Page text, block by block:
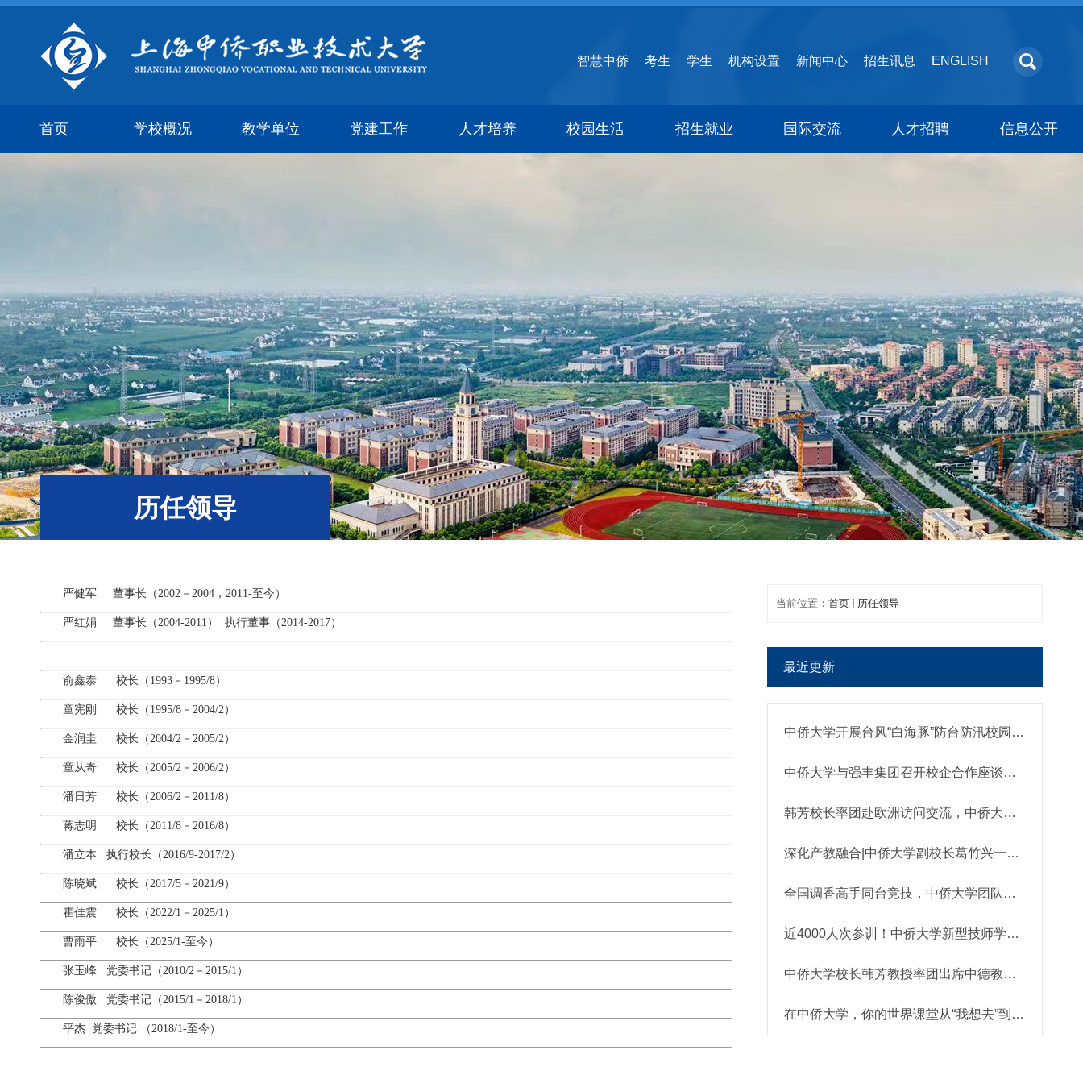
智慧中侨 考生 学生 机构设置 新闻中心 招生讯息 ENGLISH
首页 学校概况 教学单位 党建工作 人才培养 校园生活 招生就业 国际交流 人才招聘 信息公开
历任领导
严健军 董事长（2002－2004，2011-至今）
严红娟 董事长（2004-2011） 执行董事（2014-2017）
俞鑫泰 校长（1993－1995/8）
童宪刚 校长（1995/8－2004/2）
金润圭 校长（2004/2－2005/2）
童从奇 校长（2005/2－2006/2）
潘日芳 校长（2006/2－2011/8）
蒋志明 校长（2011/8－2016/8）
潘立本 执行校长（2016/9-2017/2）
陈晓斌 校长（2017/5－2021/9）
霍佳震 校长（2022/1－2025/1）
曹雨平 校长（2025/1-至今）
张玉峰 党委书记（2010/2－2015/1）
陈俊傲 党委书记（2015/1－2018/1）
平杰 党委书记 （2018/1-至今）
当前位置： 首页 历任领导
最近更新
中侨大学开展台风“白海豚”防台防汛校园专项检查
中侨大学与强丰集团召开校企合作座谈会 共谋育人新路...
韩芳校长率团赴欧洲访问交流，中侨大学国际合作再拓新...
深化产教融合|中侨大学副校长葛竹兴一行赴蔚来汽车调...
全国调香高手同台竞技，中侨大学团队荣获三等奖
近4000人次参训！中侨大学新型技师学院聚焦“岗课赛证...
中侨大学校长韩芳教授率团出席中德教育论坛 共话人工...
在中侨大学，你的世界课堂从“我想去”到“我去了”